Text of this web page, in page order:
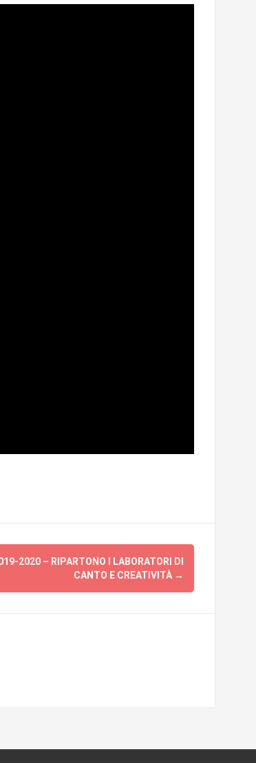
2020 – RIPARTONO I LABORATORI DI
CANTO E CREATIVITÀ →